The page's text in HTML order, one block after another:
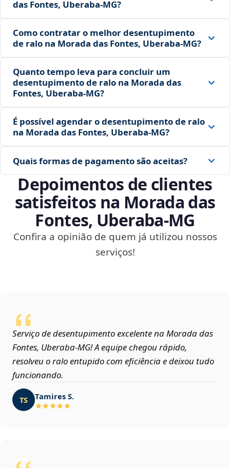
das Fontes, Uberaba‑MG?
Como contratar o melhor desentupimento
de ralo na Morada das Fontes, Uberaba‑MG?
Quanto tempo leva para concluir um
desentupimento de ralo na Morada das
Fontes, Uberaba‑MG?
É possível agendar o desentupimento de ralo
na Morada das Fontes, Uberaba‑MG?
Quais formas de pagamento são aceitas?
Depoimentos de clientes
satisfeitos na Morada das
Fontes, Uberaba‑MG
Confira a opinião de quem já utilizou nossos
serviços!
Serviço de desentupimento excelente na Morada das
Fontes, Uberaba‑MG! A equipe chegou rápido,
resolveu o ralo entupido com eficiência e deixou tudo
funcionando.
TS Tamires S.